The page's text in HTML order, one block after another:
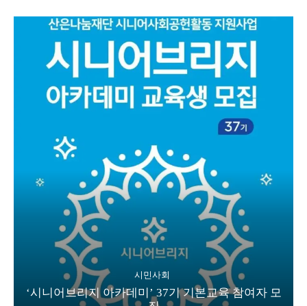
시민사회
‘시니어브리지 아카데미’ 37기 기본교육 참여자 모